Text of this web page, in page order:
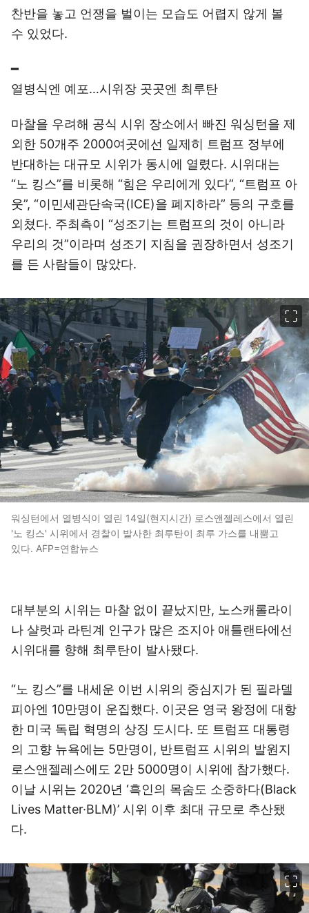
찬반을 놓고 언쟁을 벌이는 모습도 어렵지 않게 볼
수 있었다.
━
열병식엔 예포…시위장 곳곳엔 최루탄
마찰을 우려해 공식 시위 장소에서 빠진 워싱턴을 제
외한 50개주 2000여곳에선 일제히 트럼프 정부에
반대하는 대규모 시위가 동시에 열렸다. 시위대는
“노 킹스”를 비롯해 “힘은 우리에게 있다”, “트럼프 아
웃”, “이민세관단속국(ICE)을 폐지하라” 등의 구호를
외쳤다. 주최측이 “성조기는 트럼프의 것이 아니라
우리의 것”이라며 성조기 지침을 권장하면서 성조기
를 든 사람들이 많았다.
워싱턴에서 열병식이 열린 14일(현지시간) 로스앤젤레스에서 열린
'노 킹스' 시위에서 경찰이 발사한 최루탄이 최루 가스를 내뿜고
있다. AFP=연합뉴스
대부분의 시위는 마찰 없이 끝났지만, 노스캐롤라이
나 샬럿과 라틴계 인구가 많은 조지아 애틀랜타에선
시위대를 향해 최루탄이 발사됐다.
“노 킹스”를 내세운 이번 시위의 중심지가 된 필라델
피아엔 10만명이 운집했다. 이곳은 영국 왕정에 대항
한 미국 독립 혁명의 상징 도시다. 또 트럼프 대통령
의 고향 뉴욕에는 5만명이, 반트럼프 시위의 발원지
로스앤젤레스에도 2만 5000명이 시위에 참가했다.
이날 시위는 2020년 ‘흑인의 목숨도 소중하다(Black
Lives Matter·BLM)’ 시위 이후 최대 규모로 추산됐
다.